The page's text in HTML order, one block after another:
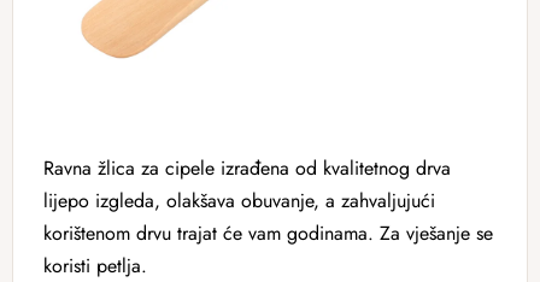
Ravna žlica za cipele izrađena od kvalitetnog drva
lijepo izgleda, olakšava obuvanje, a zahvaljujući
korištenom drvu trajat će vam godinama. Za vješanje se
koristi petlja.